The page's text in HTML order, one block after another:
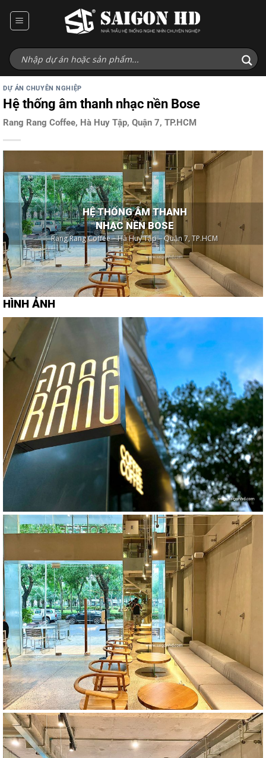
qua
dung
DỰ ÁN CHUYÊN NGHIỆP
Hệ thống âm thanh nhạc nền Bose
Rang Rang Coffee, Hà Huy Tập, Quận 7, TP.HCM
HỆ THỐNG ÂM THANH
NHẠC NỀN BOSE
Rang Rang Coffee – Hà Huy Tập – Quận 7, TP.HCM
HÌNH ẢNH